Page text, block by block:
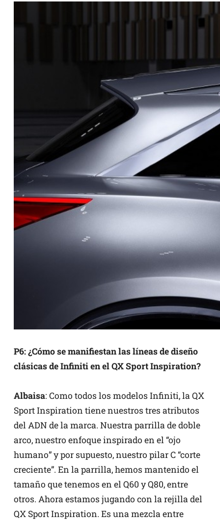
P6: ¿Cómo se manifiestan las líneas de diseño
clásicas de Infiniti en el QX Sport Inspiration?
Albaisa: Como todos los modelos Infiniti, la QX
Sport Inspiration tiene nuestros tres atributos
del ADN de la marca. Nuestra parrilla de doble
arco, nuestro enfoque inspirado en el “ojo
humano” y por supuesto, nuestro pilar C “corte
creciente”. En la parrilla, hemos mantenido el
tamaño que tenemos en el Q60 y Q80, entre
otros. Ahora estamos jugando con la rejilla del
QX Sport Inspiration. Es una mezcla entre